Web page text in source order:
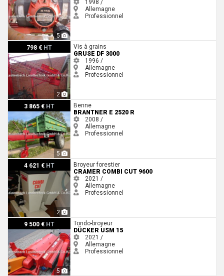
5
1998 /
Allemagne
Professionnel
798 € HT
2
Gruse DF 3000
Vis à grains
GRUSE DF 3000
1996 /
Allemagne
Professionnel
3 865 € HT
5
Brantner E 2520 R
Benne
BRANTNER E 2520 R
2008 /
Allemagne
Professionnel
4 621 € HT
2
Cramer Combi Cut 9600Broyeur forestier
CRAMER COMBI CUT 9600
2021 /
Allemagne
Professionnel
9 500 € HT
5
Dücker USM 15
Tondo-broyeur
DÜCKER USM 15
2021 /
Allemagne
Professionnel